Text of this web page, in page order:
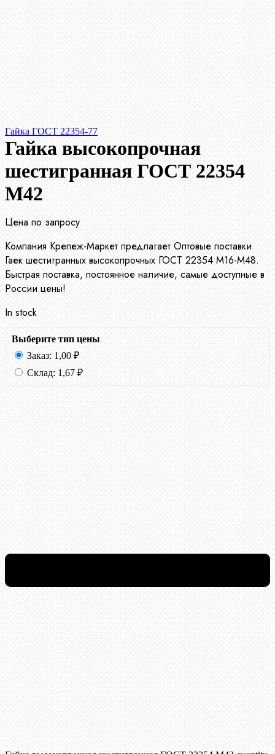
Гайка ГОСТ 22354-77
Гайка высокопрочная
шестигранная ГОСТ 22354
М42
Цена по запросу
Компания Крепеж-Маркет предлагает Оптовые поставки
Гаек шестигранных высокопрочных ГОСТ 22354 М16-М48.
Быстрая поставка, постоянное наличие, самые доступные в
России цены!
In stock
Выберите тип цены
Заказ: 1,00 ₽
Склад: 1,67 ₽